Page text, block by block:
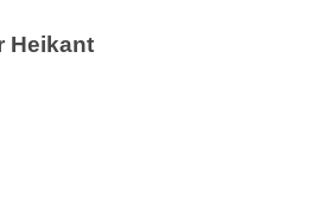
Heikant